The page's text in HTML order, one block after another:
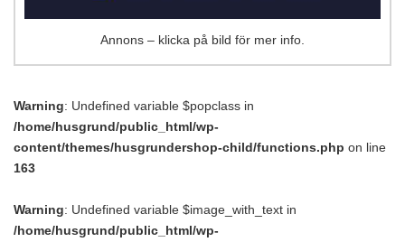
Annons – klicka på bild för mer info.
Warning: Undefined variable $popclass in
/home/husgrund/public_html/wp-
content/themes/husgrundershop-child/functions.php on line
163
Warning: Undefined variable $image_with_text in
/home/husgrund/public_html/wp-